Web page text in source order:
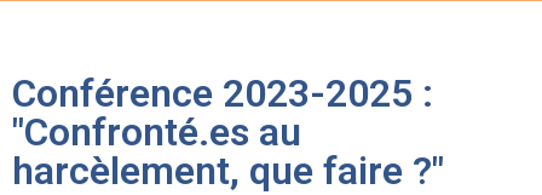
Conférence 2023-2025 :
"Confronté.es au
harcèlement, que faire ?"